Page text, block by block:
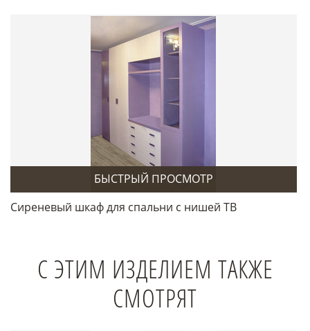
БЫСТРЫЙ ПРОСМОТР
Сиреневый шкаф для спальни с нишей ТВ
С ЭТИМ ИЗДЕЛИЕМ ТАКЖЕ
СМОТРЯТ